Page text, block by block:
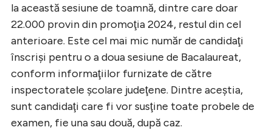
la această sesiune de toamnă, dintre care doar
22.000 provin din promoţia 2024, restul din cel
anterioare. Este cel mai mic număr de candidaţi
înscrişi pentru o a doua sesiune de Bacalaureat,
conform informaţiilor furnizate de către
inspectoratele şcolare judeţene. Dintre aceştia,
sunt candidaţi care fi vor susţine toate probele de
examen, fie una sau două, după caz.